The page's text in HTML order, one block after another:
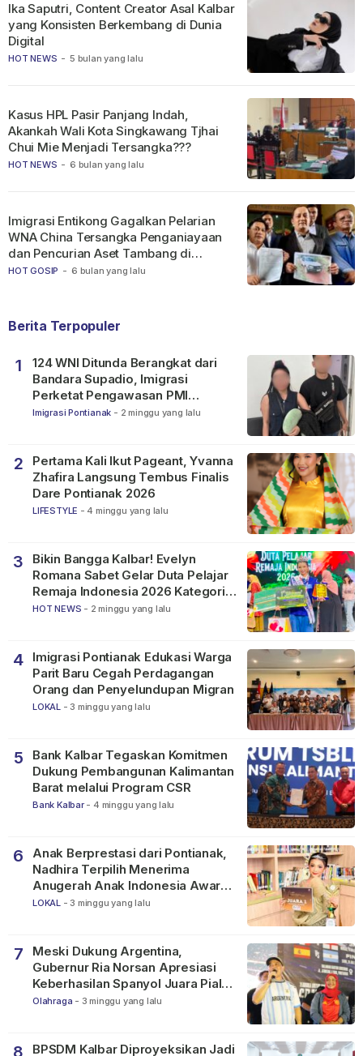
HOT NEWS - 5 bulan yang lalu
Ika Saputri, Content Creator Asal Kalbar
yang Konsisten Berkembang di Dunia
Digital
HOT NEWS - 6 bulan yang lalu
Kasus HPL Pasir Panjang Indah,
Akankah Wali Kota Singkawang Tjhai
Chui Mie Menjadi Tersangka???
HOT GOSIP - 6 bulan yang lalu
Imigrasi Entikong Gagalkan Pelarian
WNA China Tersangka Penganiayaan
dan Pencurian Aset Tambang di
Ketapang
Berita Terpopuler
1
124 WNI Ditunda Berangkat dari
Bandara Supadio, Imigrasi
Perketat Pengawasan PMI
Nonprosedural
Imigrasi Pontianak - 2 minggu yang lalu
2
Pertama Kali Ikut Pageant, Yvanna
Zhafira Langsung Tembus Finalis
Dare Pontianak 2026
LIFESTYLE - 4 minggu yang lalu
3
Bikin Bangga Kalbar! Evelyn
Romana Sabet Gelar Duta Pelajar
Remaja Indonesia 2026 Kategori
SMP
HOT NEWS - 2 minggu yang lalu
4
Imigrasi Pontianak Edukasi Warga
Parit Baru Cegah Perdagangan
Orang dan Penyelundupan Migran
LOKAL - 3 minggu yang lalu
5
Bank Kalbar Tegaskan Komitmen
Dukung Pembangunan Kalimantan
Barat melalui Program CSR
Bank Kalbar - 4 minggu yang lalu
6
Anak Berprestasi dari Pontianak,
Nadhira Terpilih Menerima
Anugerah Anak Indonesia Awards
2026
LOKAL - 3 minggu yang lalu
7
Meski Dukung Argentina,
Gubernur Ria Norsan Apresiasi
Keberhasilan Spanyol Juara Piala
Dunia FIFA 2026
Olahraga - 3 minggu yang lalu
BPSDM Kalbar Diproyeksikan Jadi